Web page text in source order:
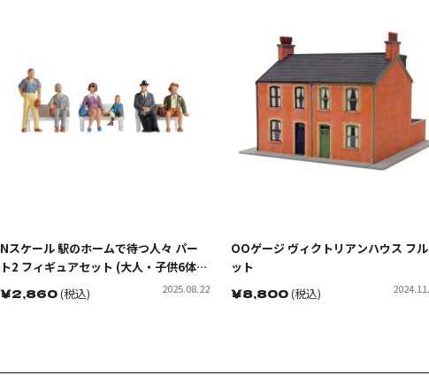
Nスケール 駅のホームで待つ人々 パー
ト2 フィギュアセット (大人・子供6体入
￥2,860(税込) 2025.08.22
OOゲージ ヴィクトリアンハウス フ
ット
￥8,800(税込)